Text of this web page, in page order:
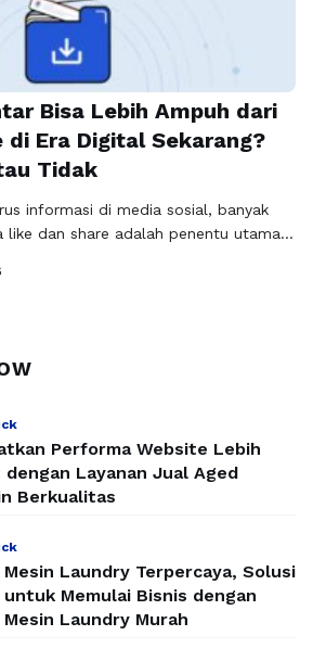
Bisa Lebih Ampuh dari
di Era Digital Sekarang?
Tidak
informasi di media sosial, banyak
like dan share adalah penentu utama
jauh lebih dalam, terutama ketika
pembahasan yang …
Performa Website Lebih
dengan Layanan Jual Aged
Berkualitas
Mesin Laundry Terpercaya, Solusi
untuk Memulai Bisnis dengan
Laundry Murah